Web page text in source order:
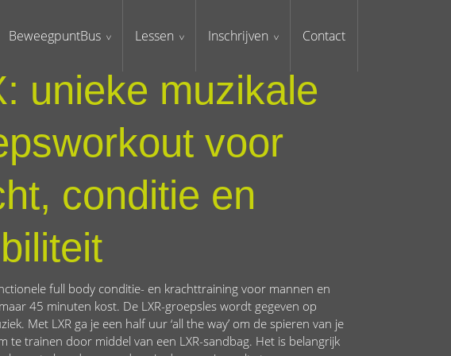
BeweegpuntBus Lessen Inschrijven Contact
unieke muzikale
voor
conditie en
full body conditie- en krachttraining voor mannen en
45 minuten kost. De LXR-groepsles wordt gegeven op
Met LXR ga je een half uur ‘all the way’ om de spieren van je
te trainen door middel van een LXR-sandbag. Het is belangrijk